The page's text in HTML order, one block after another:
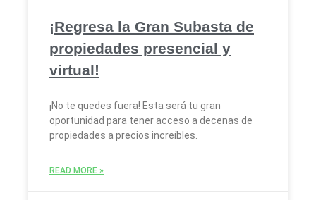
¡Regresa la Gran Subasta de
propiedades presencial y
virtual!
¡No te quedes fuera! Esta será tu gran
oportunidad para tener acceso a decenas de
propiedades a precios increíbles.
READ MORE »